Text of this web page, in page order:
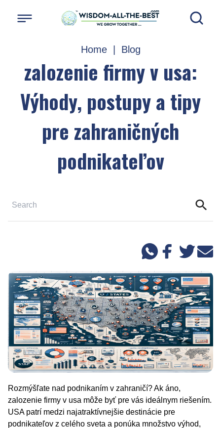
Home| Blog
zalozenie firmy v usa:
Výhody, postupy a tipy
pre zahraničných
podnikateľov
Rozmýšľate nad podnikaním v zahraničí? Ak áno,
zalozenie firmy v usa môže byť pre vás ideálnym riešením.
USA patrí medzi najatraktívnejšie destinácie pre
podnikateľov z celého sveta a ponúka množstvo výhod,